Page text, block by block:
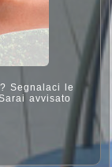
Segnalaci le
avvisato